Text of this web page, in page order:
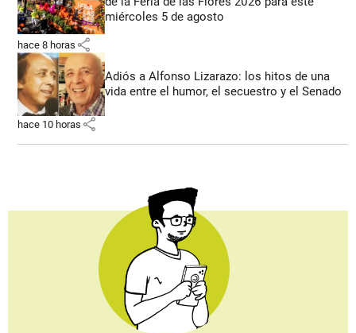
miércoles 5 de agosto
hace 8 horas share
Adiós a Alfonso Lizarazo: los hitos de una
vida entre el humor, el secuestro y el Senado
hace 10 horas share